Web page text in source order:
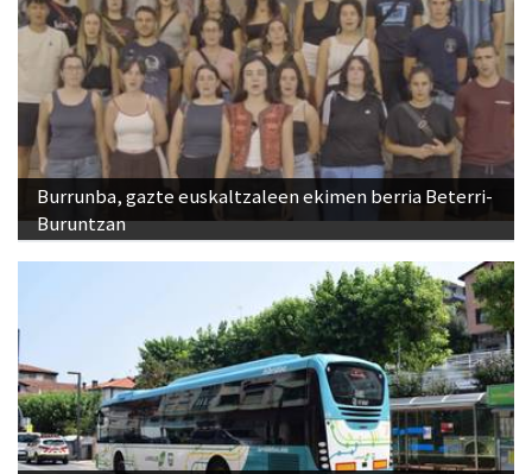
Burrunba, gazte euskaltzaleen ekimen berria Beterri-
Buruntzan